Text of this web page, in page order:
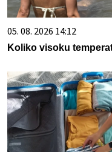
05. 08. 2026 14:12
Koliko visoku